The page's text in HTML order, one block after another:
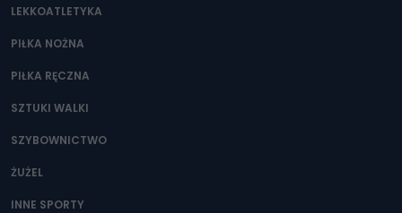
LEKKOATLETYKA
PIŁKA NOŻNA
PIŁKA RĘCZNA
SZTUKI WALKI
SZYBOWNICTWO
ŻUŻEL
INNE SPORTY